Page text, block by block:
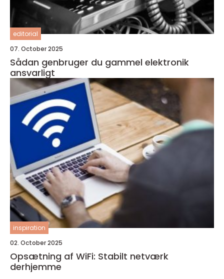
editorial
07. October 2025
Sådan genbruger du gammel elektronik
ansvarligt
inspiration
02. October 2025
Opsætning af WiFi: Stabilt netværk
derhjemme